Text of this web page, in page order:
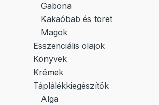
Gabona
Kakaóbab és töret
Magok
Esszenciális olajok
Könyvek
Krémek
Táplálékkiegészítők
Alga